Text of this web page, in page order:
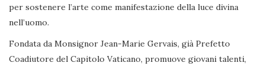
per sostenere l’arte come manifestazione della luce divina
nell’uomo.
Fondata da Monsignor Jean-Marie Gervais, già Prefetto
Coadiutore del Capitolo Vaticano, promuove giovani talenti,